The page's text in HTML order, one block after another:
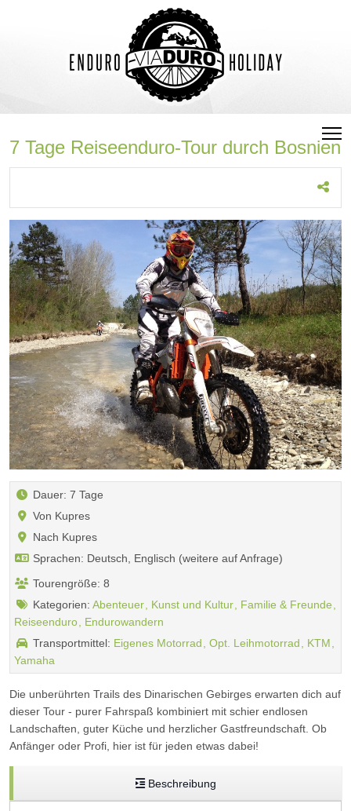
7 Tage Reiseenduro-Tour durch Bosnien
Dauer: 7 Tage
Von Kupres
Nach Kupres
Sprachen: Deutsch, Englisch (weitere auf Anfrage)
Tourengröße: 8
Kategorien: Abenteuer Kunst und Kultur
Familie & Freunde
Reiseenduro
Endurowandern
Transportmittel: Eigenes Motorrad Opt. Leihmotorrad
KTM
Yamaha
Die unberührten Trails des Dinarischen Gebirges erwarten dich auf
dieser Tour - purer Fahrspaß kombiniert mit schier endlosen
Landschaften, guter Küche und herzlicher Gastfreundschaft. Ob
Anfänger oder Profi, hier ist für jeden etwas dabei!
Beschreibung